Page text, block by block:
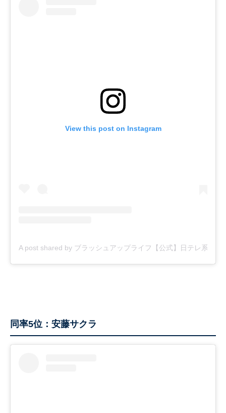
View this post on Instagram
A post shared by ブラッシュアップライフ【公式】日テレ系 日
同率5位：安藤サクラ